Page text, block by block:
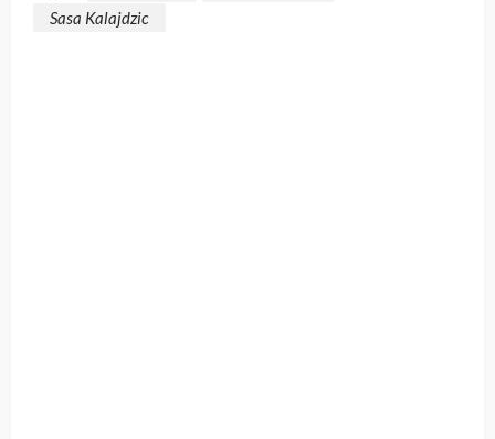
Sasa Kalajdzic